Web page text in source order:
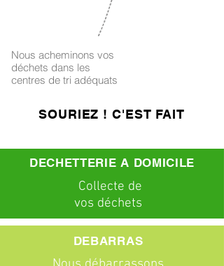
Nous acheminons vos
déchets dans les
centres de tri adéquats
SOURIEZ ! C'EST FAIT
DECHETTERIE A DOMICILE
Collecte de
vos déchets
DEBARRAS